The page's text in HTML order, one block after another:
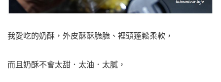
我愛吃的奶酥，外皮酥酥脆脆、裡頭蓬鬆柔軟，
而且奶酥不會太甜．太油．太膩，